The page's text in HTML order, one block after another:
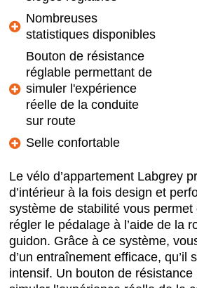
Nombreuses
statistiques disponibles
Bouton de résistance
réglable permettant de
simuler l'expérience
réelle de la conduite
sur route
Selle confortable
Le vélo d’appartement Labgrey
d’intérieur à la fois design et
système de stabilité vous permet
régler le pédalage à l’aide de la
guidon. Grâce à ce système,
d’un entraînement efficace, qu’il
intensif. Un bouton de